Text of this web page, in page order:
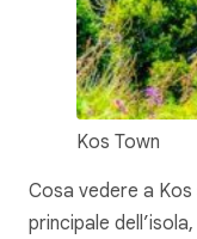
Kos Town
Cosa vedere a Kos
principale